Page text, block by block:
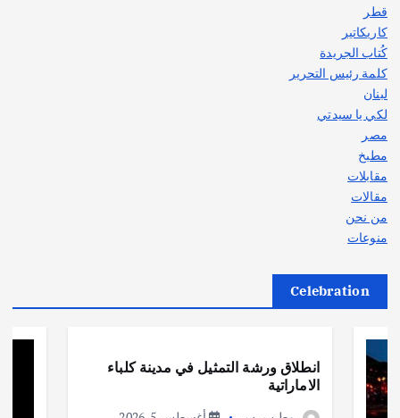
قطر
كاريكاتير
كُتاب الجريدة
كلمة رئيس التحرير
لبنان
لكي يا سيدتي
مصر
مطبخ
مقابلات
مقالات
من نحن
منوعات
Celebration
انطلاق ورشة التمثيل في مدينة كلباء
الاماراتية